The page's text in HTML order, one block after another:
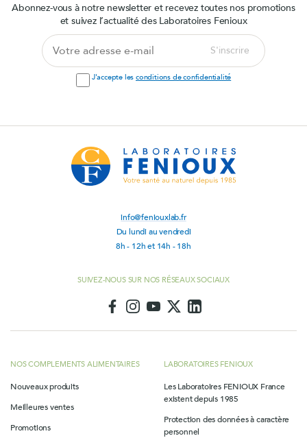
info@feniouxlab.fr
Du lundi au vendredi
8h - 12h et 14h - 18h
SUIVEZ-NOUS SUR NOS RÉSEAUX SOCIAUX
NOS COMPLEMENTS ALIMENTAIRES
Nouveaux produits
Meilleures ventes
Promotions
LABORATOIRES FENIOUX
Les Laboratoires FENIOUX France
existent depuis 1985
Protection des données à caractère
personnel
Abonnez-vous à notre newsletter et recevez toutes nos promotions
et suivez l’actualité des Laboratoires Fenioux
adresse
e-
S'inscrire
J'accepte les conditions de confidentialité